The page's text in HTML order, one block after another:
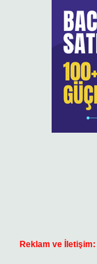
Reklam ve İletişim: